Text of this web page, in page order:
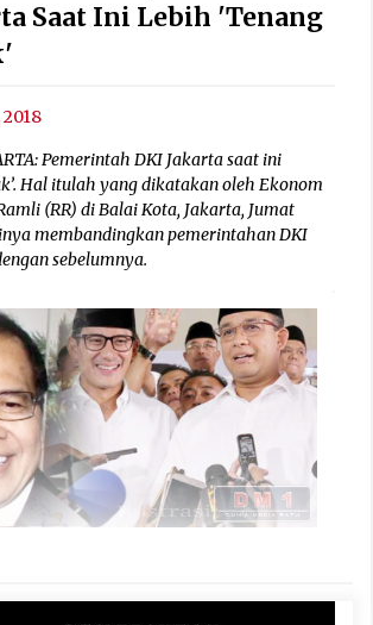
Saat Ini Lebih 'Tenang
2018
Pemerintah DKI Jakarta saat ini
Hal itulah yang dikatakan oleh Ekonom
(RR) di Balai Kota, Jakarta, Jumat
membandingkan pemerintahan DKI
sebelumnya.